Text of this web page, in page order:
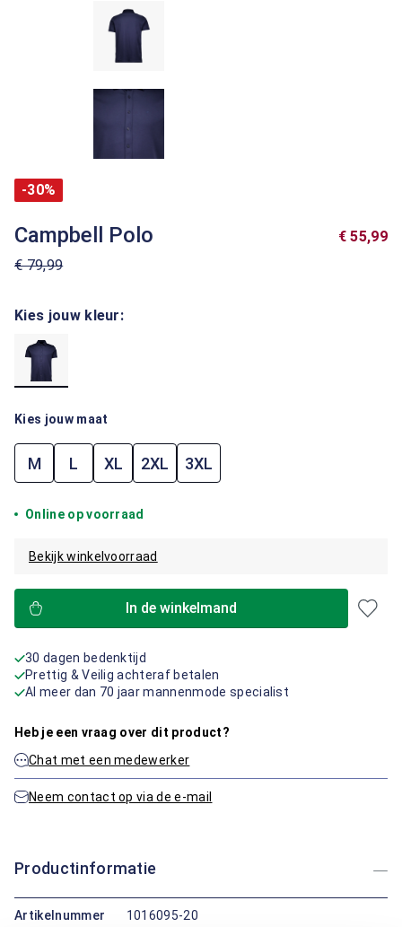
-30%
Campbell Polo
€ 79,99
€ 55,99
Kies jouw kleur:
Kies jouw maat
M L XL 2XL 3XL
Online op voorraad
Bekijk winkelvoorraad
In de winkelmand
30 dagen bedenktijd
Prettig & Veilig achteraf betalen
Al meer dan 70 jaar mannenmode specialist
Heb je een vraag over dit product?
Chat met een medewerker
Neem contact op via de e-mail
Productinformatie
Artikelnummer
1016095-20